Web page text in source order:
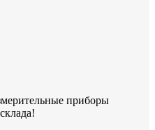
приборы